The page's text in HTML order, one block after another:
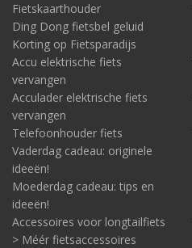
Fietskaarthouder
Ding Dong fietsbel geluid
Korting op Fietsparadijs
Accu elektrische fiets
vervangen
Acculader elektrische fiets
vervangen
Telefoonhouder fiets
Vaderdag cadeau: originele
ideeën!
Moederdag cadeau: tips en
ideeën!
Accessoires voor longtailfiets
> Méér fietsaccessoires